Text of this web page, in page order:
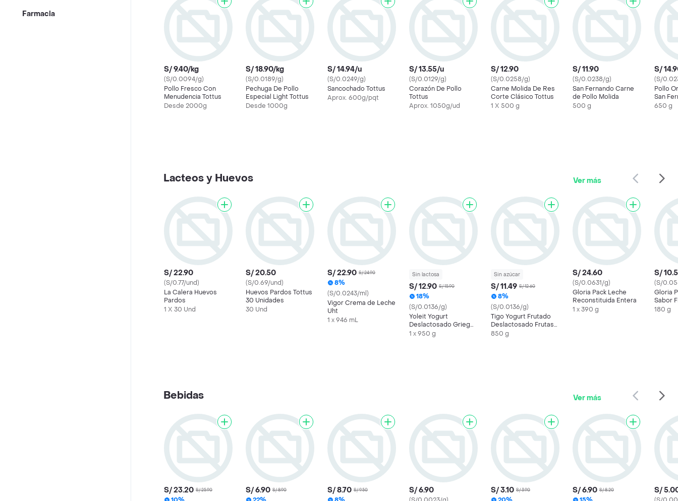
Farmacia
S/ 9.40/kg
(S/0.0094/g)
Pollo Fresco Con
Menudencia Tottus
Desde 2000g
S/ 18.90/kg
(S/0.0189/g)
Pechuga De Pollo
Especial Light Tottus
Desde 1000g
S/ 14.94/u
(S/0.0249/g)
Sancochado Tottus
Aprox. 600g/pqt
S/ 13.55/u
(S/0.0129/g)
Corazón De Pollo
Tottus
Aprox. 1050g/ud
S/ 12.90
(S/0.0258/g)
Carne Molida De Res
Corte Clásico Tottus
1 X 500 g
S/ 11.90
(S/0.0238/g)
San Fernando Carne
de Pollo Molida
500 g
S/
(S/
Pollo
San
650 g
Lacteos y Huevos Ver más
S/ 22.90
(S/0.77/und)
La Calera Huevos
Pardos
1 X 30 Und
S/ 20.50
(S/0.69/und)
Huevos Pardos Tottus
30 Unidades
30 Und
S/ 22.90 S/ 24.90
8%
(S/0.0243/ml)
Vigor Crema de Leche
Uht
1 x 946 mL
Sin lactosa
S/ 12.90 S/ 15.90
18%
(S/0.0136/g)
Yoleit Yogurt
Deslactosado Griego
Sabor Natural Pote
1 x 950 g
Sin azúcar
S/ 11.49 S/ 12.60
8%
(S/0.0136/g)
Tigo Yogurt Frutado
Deslactosado Frutas
Tropicales
850 g
S/ 24.60
(S/0.0631/g)
Gloria Pack Leche
Reconstituida Entera
1 x 390 g
S/
(S/
Gloria
Sabor
180 g
Bebidas Ver más
S/ 23.20 S/ 25.90 S/ 6.90 S/ 8.90 S/ 8.70 S/ 9.50 S/ 6.90 S/ 3.10 S/ 3.90 S/ 6.90 S/ 8.20 S/